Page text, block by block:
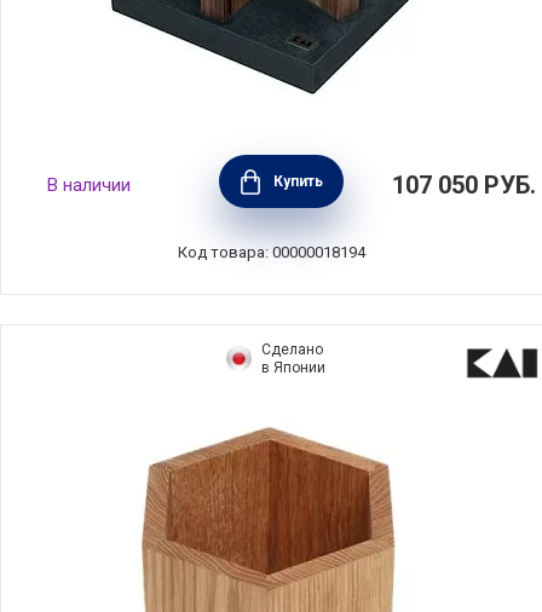
Блок для ножей Stonehenge 21x21x30 см,
материал гранит + орех, Kai, Япония, STH-4
В наличии Купить 107 050 РУБ.
Код товара: 00000018194
Сделано
в Японии